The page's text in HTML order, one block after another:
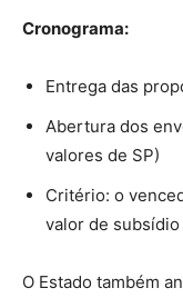
Cronograma:
Entrega das
Abertura dos
valores de SP)
Critério: o
valor de
O Estado também